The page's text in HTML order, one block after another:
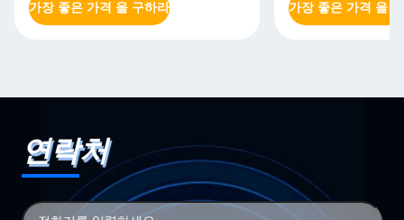
가장 좋은 가격 을 구하라 가장 좋은 가격 을
연락처